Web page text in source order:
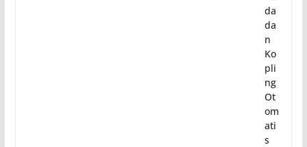
da
da
n
Ko
pli
ng
Ot
om
ati
s